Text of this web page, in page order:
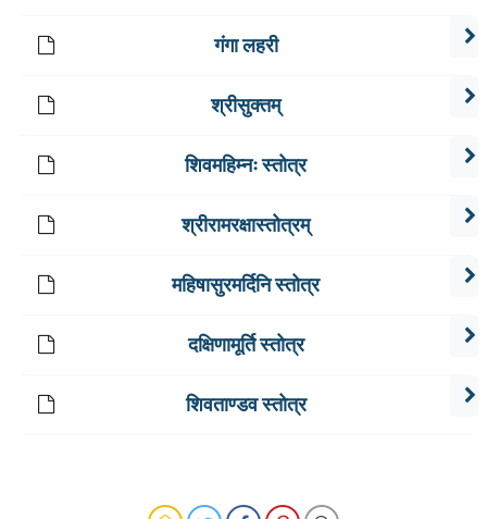
गंगा लहरी
श्रीसुक्तम्
शिवमहिम्नः स्तोत्र
श्रीरामरक्षास्तोत्रम्
महिषासुरमर्दिनि स्तोत्र
दक्षिणामूर्ति स्तोत्र
शिवताण्डव स्तोत्र